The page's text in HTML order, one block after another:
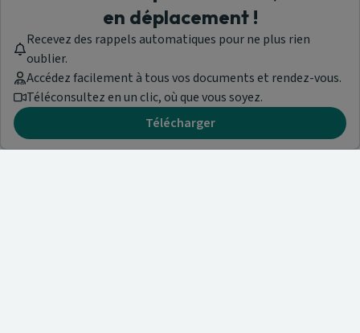
en déplacement !
Recevez des rappels automatiques pour ne plus rien
oublier.
Accédez facilement à tous vos documents et rendez-vous.
Téléconsultez en un clic, où que vous soyez.
Télécharger